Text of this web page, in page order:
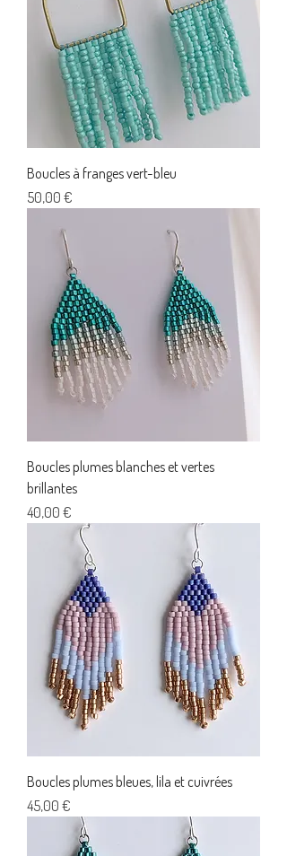
Boucles à franges vert-bleu
Prix
50,00 €
Boucles plumes blanches et vertes
brillantes
Prix
40,00 €
Boucles plumes bleues, lila et cuivrées
Prix
45,00 €